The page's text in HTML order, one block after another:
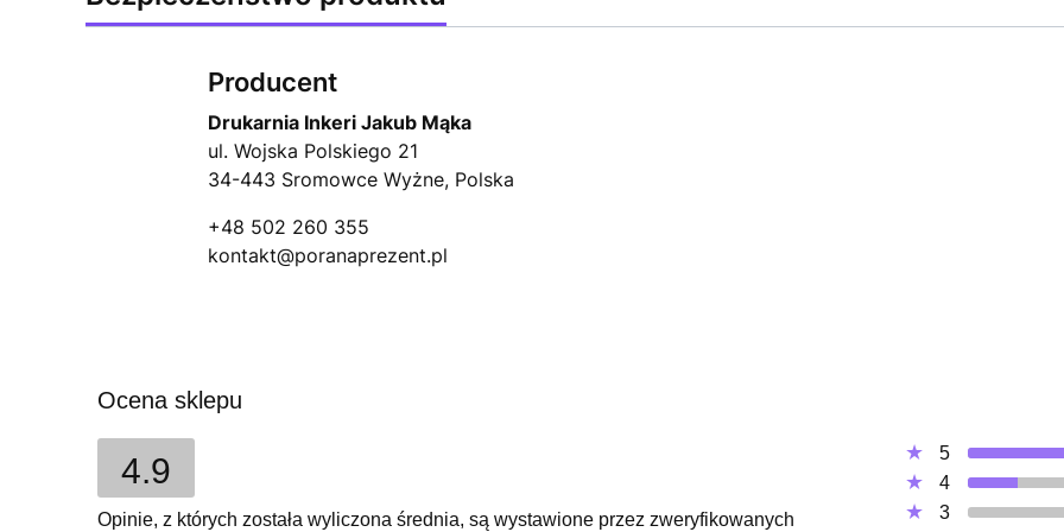
Producent
Drukarnia Inkeri Jakub Mąka
ul. Wojska Polskiego 21
34-443 Sromowce Wyżne, Polska
+48 502 260 355
kontakt@poranaprezent.pl
Ocena sklepu
4.9
Opinie, z których została wyliczona średnia, są wystawione przez zweryfikowanych
5
4
3